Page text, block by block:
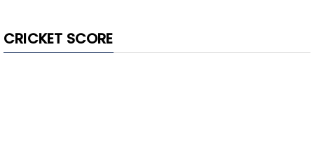
CRICKET SCORE